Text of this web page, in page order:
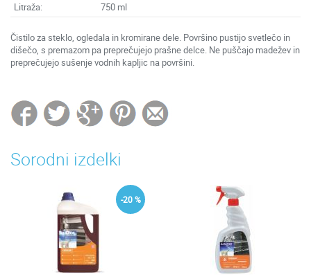
Litraža:
750 ml
Čistilo za steklo, ogledala in kromirane dele. Površino pustijo svetlečo in
dišečo, s premazom pa preprečujejo prašne delce. Ne puščajo madežev in
preprečujejo sušenje vodnih kapljic na površini.
Sorodni izdelki
-20 %